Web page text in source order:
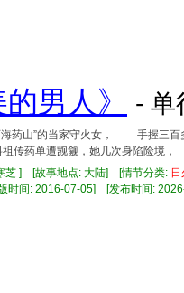
男人》 -
药山”的当家守火女， 手握三
传药单遭觊觎，她几次身陷险境
芝 ] [故事地点: 大陆] [情节分类:
时间: 2016-07-05] [发布时间: